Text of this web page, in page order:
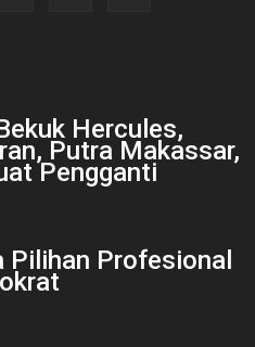
Hercules,
Putra Makassar,
Pengganti
Pilihan Profesional